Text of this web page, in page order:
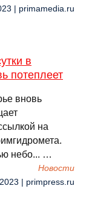
| primamedia.ru
в
потеплеет
вновь
на
небо... …
Новости
| primpress.ru